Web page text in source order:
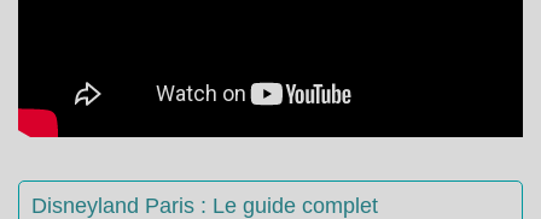
Disneyland Paris : Le guide complet